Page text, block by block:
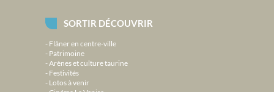
SORTIR DÉCOUVRIR
Flâner en centre-ville
Patrimoine
Arènes et culture taurine
Festivités
Lotos à venir